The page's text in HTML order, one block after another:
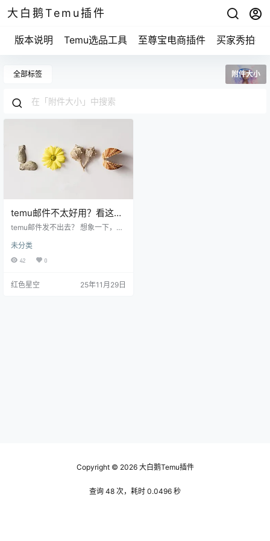
大白鹅Temu插件
版本说明 Temu选品工具 至尊宝电商插件 买家秀拍摄
全部标签 附件大小
temu邮件不太好用？看这里
如何解决你的烦恼！
temu邮件发不出去？ 想象一下，你
“发送中”，这感觉是不是让人很无奈
呢？很多时候，这种情况可能是网
门，试试先把邮件保存到草稿里，
未分类
42 0
红色星空 25年11月29日
Copyright © 2026大白鹅Temu插件
查询 48 次，耗时 0.0496 秒